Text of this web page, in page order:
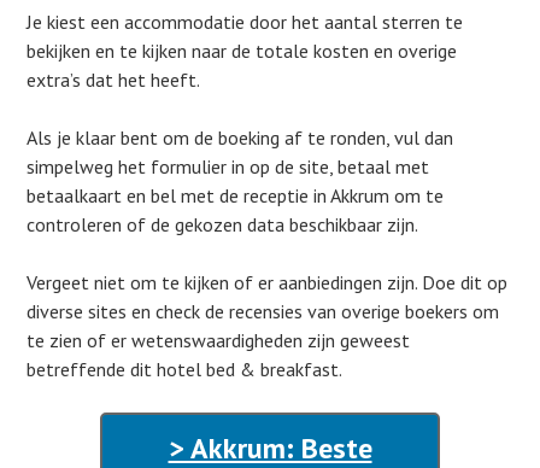
Je kiest een accommodatie door het aantal sterren te
bekijken en te kijken naar de totale kosten en overige
extra’s dat het heeft.
Als je klaar bent om de boeking af te ronden, vul dan
simpelweg het formulier in op de site, betaal met
betaalkaart en bel met de receptie in Akkrum om te
controleren of de gekozen data beschikbaar zijn.
Vergeet niet om te kijken of er aanbiedingen zijn. Doe dit op
diverse sites en check de recensies van overige boekers om
te zien of er wetenswaardigheden zijn geweest
betreffende dit hotel bed & breakfast.
> Akkrum: Beste